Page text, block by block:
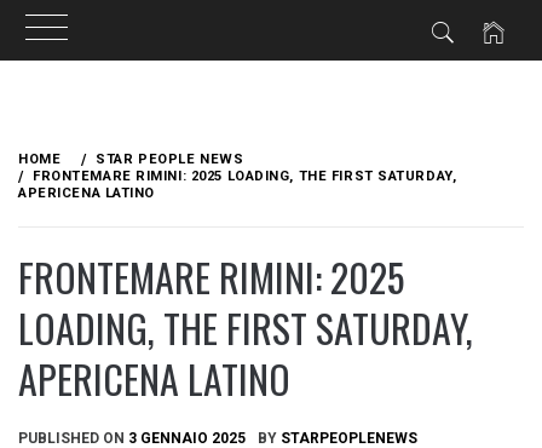
content
HOME
STAR PEOPLE NEWS
FRONTEMARE RIMINI: 2025 LOADING, THE FIRST SATURDAY,
APERICENA LATINO
FRONTEMARE RIMINI: 2025
LOADING, THE FIRST SATURDAY,
APERICENA LATINO
PUBLISHED ON 3 GENNAIO 2025 BY STARPEOPLENEWS